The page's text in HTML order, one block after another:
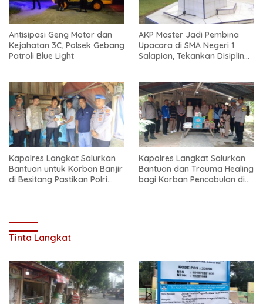
Antisipasi Geng Motor dan
Kejahatan 3C, Polsek Gebang
Patroli Blue Light
AKP Master Jadi Pembina
Upacara di SMA Negeri 1
Salapian, Tekankan Disiplin
Kapolres Langkat Salurkan
Bantuan untuk Korban Banjir
di Besitang Pastikan Polri
Kapolres Langkat Salurkan
Bantuan dan Trauma Healing
bagi Korban Pencabulan di
Tinta Langkat